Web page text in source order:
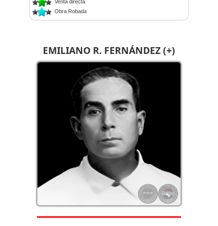
EMILIANO R. FERNÁNDEZ (+)
Venta directa
Obra Robada